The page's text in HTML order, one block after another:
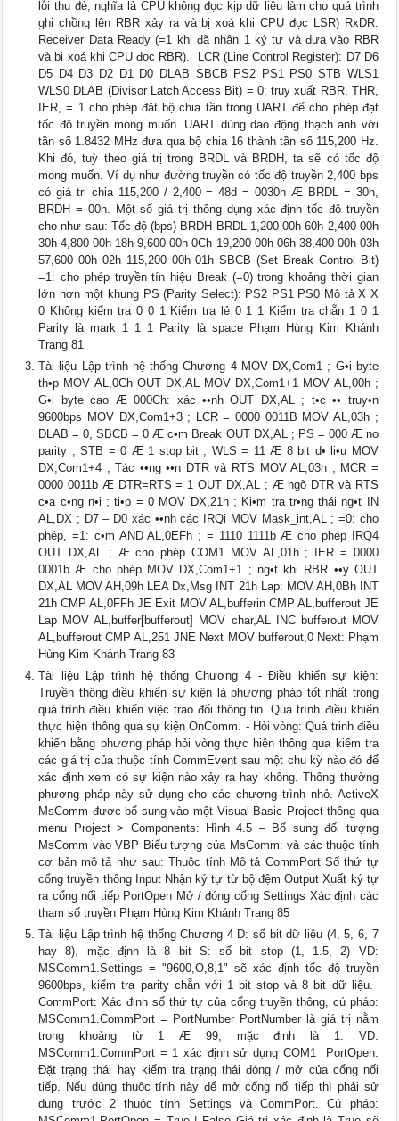
lỗi thu đè, nghĩa là CPU không đọc kịp dữ liệu làm cho quá trình
ghi chồng lên RBR xảy ra và bị xoá khi CPU đọc LSR) RxDR:
Receiver Data Ready (=1 khi đã nhận 1 ký tự và đưa vào RBR
và bị xoá khi CPU đọc RBR).  LCR (Line Control Register): D7 D6
D5 D4 D3 D2 D1 D0 DLAB SBCB PS2 PS1 PS0 STB WLS1
WLS0 DLAB (Divisor Latch Access Bit) = 0: truy xuất RBR, THR,
IER, = 1 cho phép đặt bộ chia tần trong UART để cho phép đạt
tốc độ truyền mong muốn. UART dùng dao động thạch anh với
tần số 1.8432 MHz đưa qua bộ chia 16 thành tần số 115,200 Hz.
Khi đó, tuỳ theo giá trị trong BRDL và BRDH, ta sẽ có tốc độ
mong muốn. Ví dụ như đường truyền có tốc độ truyền 2,400 bps
có giá trị chia 115,200 / 2,400 = 48d = 0030h Æ BRDL = 30h,
BRDH = 00h. Một số giá trị thông dụng xác định tốc độ truyền
cho như sau: Tốc độ (bps) BRDH BRDL 1,200 00h 60h 2,400 00h
30h 4,800 00h 18h 9,600 00h 0Ch 19,200 00h 06h 38,400 00h 03h
57,600 00h 02h 115,200 00h 01h SBCB (Set Break Control Bit)
=1: cho phép truyền tín hiệu Break (=0) trong khoảng thời gian
lớn hơn một khung PS (Parity Select): PS2 PS1 PS0 Mô tả X X
0 Không kiểm tra 0 0 1 Kiểm tra lẻ 0 1 1 Kiểm tra chẵn 1 0 1
Parity là mark 1 1 1 Parity là space Phạm Hùng Kim Khánh
Trang 81
Tài liệu Lập trình hệ thống Chương 4 MOV DX,Com1 ; G•i byte
th•p MOV AL,0Ch OUT DX,AL MOV DX,Com1+1 MOV AL,00h ;
G•i byte cao Æ 000Ch: xác ••nh OUT DX,AL ; t•c •• truy•n
9600bps MOV DX,Com1+3 ; LCR = 0000 0011B MOV AL,03h ;
DLAB = 0, SBCB = 0 Æ c•m Break OUT DX,AL ; PS = 000 Æ no
parity ; STB = 0 Æ 1 stop bit ; WLS = 11 Æ 8 bit d• li•u MOV
DX,Com1+4 ; Tác ••ng ••n DTR và RTS MOV AL,03h ; MCR =
0000 0011b Æ DTR=RTS = 1 OUT DX,AL ; Æ ngõ DTR và RTS
c•a c•ng n•i ; ti•p = 0 MOV DX,21h ; Ki•m tra tr•ng thái ng•t IN
AL,DX ; D7 – D0 xác ••nh các IRQi MOV Mask_int,AL ; =0: cho
phép, =1: c•m AND AL,0EFh ; = 1110 1111b Æ cho phép IRQ4
OUT DX,AL ; Æ cho phép COM1 MOV AL,01h ; IER = 0000
0001b Æ cho phép MOV DX,Com1+1 ; ng•t khi RBR ••y OUT
DX,AL MOV AH,09h LEA Dx,Msg INT 21h Lap: MOV AH,0Bh INT
21h CMP AL,0FFh JE Exit MOV AL,bufferin CMP AL,bufferout JE
Lap MOV AL,buffer[bufferout] MOV char,AL INC bufferout MOV
AL,bufferout CMP AL,251 JNE Next MOV bufferout,0 Next: Phạm
Hùng Kim Khánh Trang 83
Tài liệu Lập trình hệ thống Chương 4 - Điều khiển sự kiện:
Truyền thông điều khiển sự kiện là phương pháp tốt nhất trong
quá trình điều khiển việc trao đổi thông tin. Quá trình điều khiển
thực hiện thông qua sự kiện OnComm. - Hỏi vòng: Quá trinh điều
khiển bằng phương pháp hỏi vòng thực hiện thông qua kiểm tra
các giá trị của thuộc tính CommEvent sau một chu kỳ nào đó để
xác định xem có sự kiện nào xảy ra hay không. Thông thường
phương pháp này sử dụng cho các chương trình nhỏ. ActiveX
MsComm được bổ sung vào một Visual Basic Project thông qua
menu Project > Components: Hình 4.5 – Bổ sung đối tượng
MsComm vào VBP Biểu tượng của MsComm: và các thuộc tính
cơ bản mô tả như sau: Thuộc tính Mô tả CommPort Số thứ tự
cổng truyền thông Input Nhận ký tự từ bộ đệm Output Xuất ký tự
ra cổng nối tiếp PortOpen Mở / đóng cổng Settings Xác định các
tham số truyền Phạm Hùng Kim Khánh Trang 85
Tài liệu Lập trình hệ thống Chương 4 D: số bit dữ liệu (4, 5, 6, 7
hay 8), mặc định là 8 bit S: số bit stop (1, 1.5, 2) VD:
MSComm1.Settings = "9600,O,8,1" sẽ xác định tốc độ truyền
9600bps, kiểm tra parity chẵn với 1 bit stop và 8 bit dữ liệu. 
CommPort: Xác định số thứ tự của cổng truyền thông, cú pháp:
MSComm1.CommPort = PortNumber PortNumber là giá trị nằm
trong khoảng từ 1 Æ 99, mặc định là 1. VD:
MSComm1.CommPort = 1 xác định sử dụng COM1  PortOpen:
Đặt trạng thái hay kiểm tra trạng thái đóng / mở của cổng nối
tiếp. Nếu dùng thuộc tính này để mở cổng nối tiếp thì phải sử
dụng trước 2 thuộc tính Settings và CommPort. Cú pháp: